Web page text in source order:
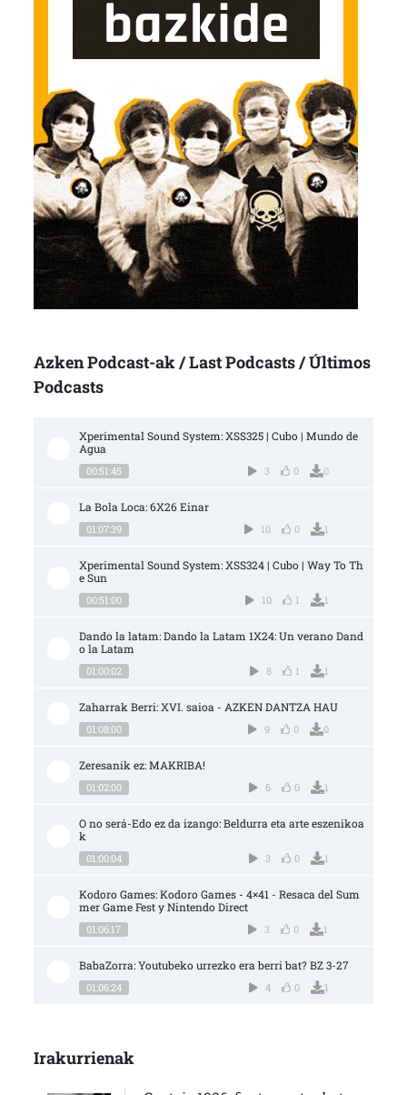
Azken Podcast-ak / Last Podcasts / Últimos
Podcasts
Xperimental Sound System: XSS325 | Cubo | Mundo de
Agua
00:51:45 3 0 0
La Bola Loca: 6X26 Einar
01:07:39 10 0 1
Xperimental Sound System: XSS324 | Cubo | Way To Th
e Sun
00:51:00 10 1 1
Dando la latam: Dando la Latam 1X24: Un verano Dand
o la Latam
01:00:02 8 1 1
Zaharrak Berri: XVI. saioa - AZKEN DANTZA HAU
01:08:00 9 0 0
Zeresanik ez: MAKRIBA!
01:02:00 6 0 1
O no será-Edo ez da izango: Beldurra eta arte eszenikoa
k
01:00:04 3 0 1
Kodoro Games: Kodoro Games - 4×41 - Resaca del Sum
mer Game Fest y Nintendo Direct
01:06:17 3 0 1
BabaZorra: Youtubeko urrezko era berri bat? BZ 3-27
01:06:24 4 0 1
Irakurrienak